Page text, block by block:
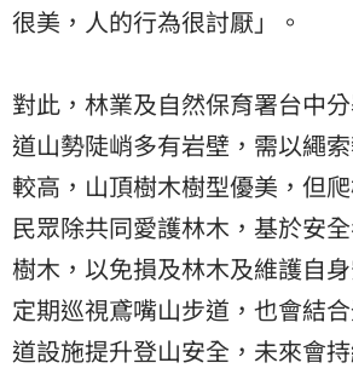
很美，人的行為很討厭」。
對此，林業及自然保育署台中
道山勢陡峭多有岩壁，需以繩
較高，山頂樹木樹型優美，但
民眾除共同愛護林木，基於安
樹木，以免損及林木及維護自
定期巡視鳶嘴山步道，也會結
道設施提升登山安全，未來會